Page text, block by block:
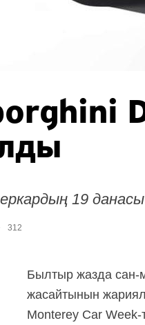
19
312
Былтыр жазда сан-
жасайтынын
Monterey Car Week-